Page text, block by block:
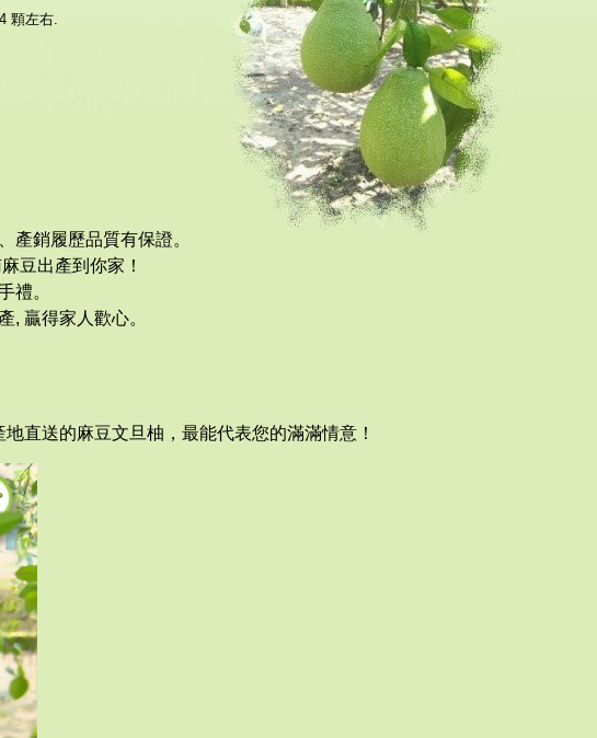
顆左右.
產銷履歷品質有保證。
豆出產到你家！
禮。
, 贏得家人歡心。
直送的麻豆文旦柚，最能代表您的滿滿情意！